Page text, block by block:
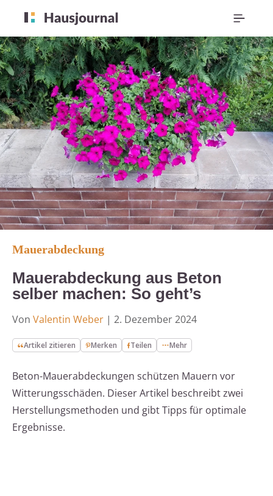
Mauerabdeckung
Mauerabdeckung aus Beton
selber machen: So geht’s
Von Valentin Weber | 2. Dezember 2024
Artikel zitieren Merken Teilen Mehr
Beton-Mauerabdeckungen schützen Mauern vor
Witterungsschäden. Dieser Artikel beschreibt zwei
Herstellungsmethoden und gibt Tipps für optimale
Ergebnisse.